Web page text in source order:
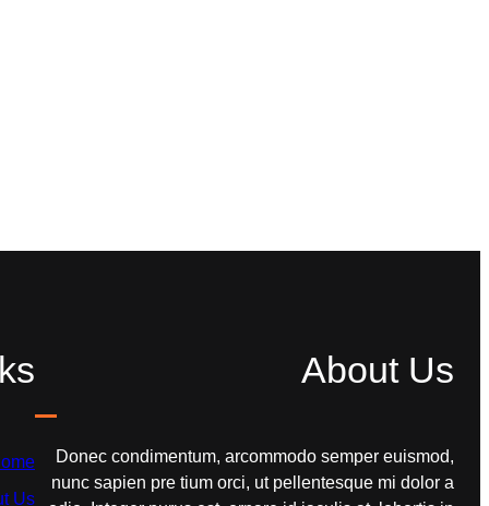
About Us
Donec condimentum, arcommodo semper euismod,
nunc sapien pre tium orci, ut pellentesque mi dolor a
Us